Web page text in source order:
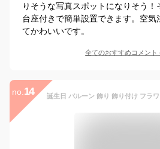
りそうな写真スポットになりそう
台座付きで簡単設置できます。空気
てかわいいです。
全てのおすすめコメント
no. 14